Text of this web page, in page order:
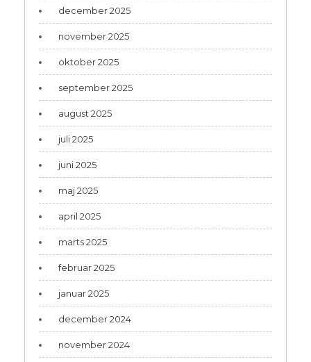
december 2025
november 2025
oktober 2025
september 2025
august 2025
juli 2025
juni 2025
maj 2025
april 2025
marts 2025
februar 2025
januar 2025
december 2024
november 2024